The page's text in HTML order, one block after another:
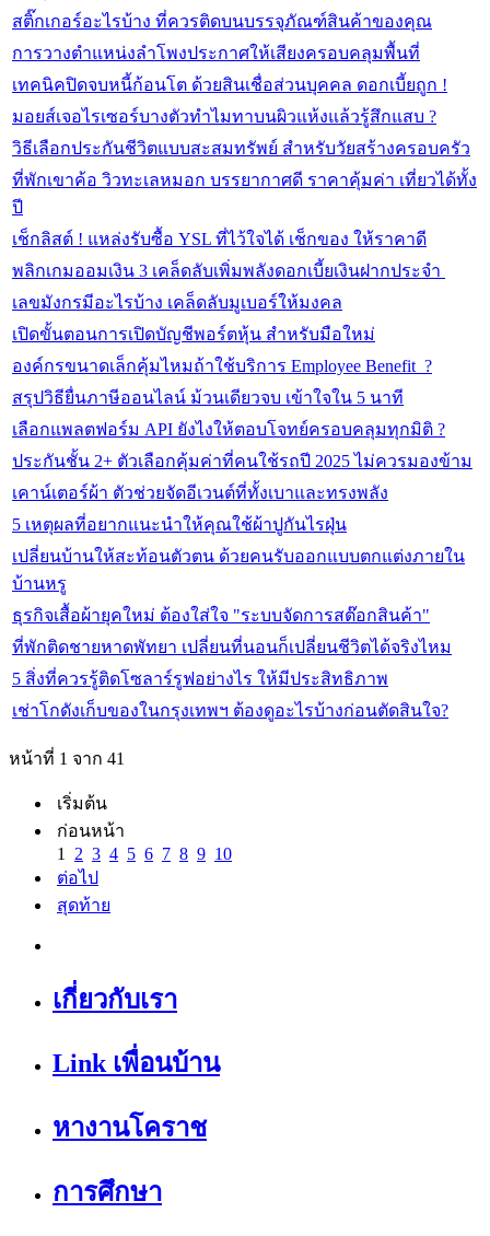
สติ๊กเกอร์อะไรบ้าง ที่ควรติดบนบรรจุภัณฑ์สินค้าของคุณ
การวางตำแหน่งลำโพงประกาศให้เสียงครอบคลุมพื้นที่
เทคนิคปิดจบหนี้ก้อนโต ด้วยสินเชื่อส่วนบุคคล ดอกเบี้ยถูก !
มอยส์เจอไรเซอร์บางตัวทำไมทาบนผิวแห้งแล้วรู้สึกแสบ ?
วิธีเลือกประกันชีวิตแบบสะสมทรัพย์ สำหรับวัยสร้างครอบครัว
ที่พักเขาค้อ วิวทะเลหมอก บรรยากาศดี ราคาคุ้มค่า เที่ยวได้ทั้ง
ปี
เช็กลิสต์ ! แหล่งรับซื้อ YSL ที่ไว้ใจได้ เช็กของ ให้ราคาดี
พลิกเกมออมเงิน 3 เคล็ดลับเพิ่มพลังดอกเบี้ยเงินฝากประจำ
เลขมังกรมีอะไรบ้าง เคล็ดลับมูเบอร์ให้มงคล
เปิดขั้นตอนการเปิดบัญชีพอร์ตหุ้น สำหรับมือใหม่
องค์กรขนาดเล็กคุ้มไหมถ้าใช้บริการ Employee Benefit ?
สรุปวิธียื่นภาษีออนไลน์ ม้วนเดียวจบ เข้าใจใน 5 นาที
เลือกแพลตฟอร์ม API ยังไงให้ตอบโจทย์ครอบคลุมทุกมิติ ?
ประกันชั้น 2+ ตัวเลือกคุ้มค่าที่คนใช้รถปี 2025 ไม่ควรมองข้าม
เคาน์เตอร์ผ้า ตัวช่วยจัดอีเวนต์ที่ทั้งเบาและทรงพลัง
5 เหตุผลที่อยากแนะนำให้คุณใช้ผ้าปูกันไรฝุ่น
เปลี่ยนบ้านให้สะท้อนตัวตน ด้วยคนรับออกแบบตกแต่งภายใน
บ้านหรู
ธุรกิจเสื้อผ้ายุคใหม่ ต้องใส่ใจ "ระบบจัดการสต๊อกสินค้า"
ที่พักติดชายหาดพัทยา เปลี่ยนที่นอนก็เปลี่ยนชีวิตได้จริงไหม
5 สิ่งที่ควรรู้ติดโซลาร์รูฟอย่างไร ให้มีประสิทธิภาพ
เช่าโกดังเก็บของในกรุงเทพฯ ต้องดูอะไรบ้างก่อนตัดสินใจ?
หน้าที่ 1 จาก 41
เริ่มต้น
ก่อนหน้า
1
2 3 4 5 6 7 8 9 10
ต่อไป
สุดท้าย
เกี่ยวกับเรา
Link เพื่อนบ้าน
หางานโคราช
การศึกษา